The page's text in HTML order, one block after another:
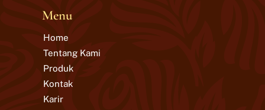
Menu
Home
Tentang Kami
Produk
Kontak
Karir